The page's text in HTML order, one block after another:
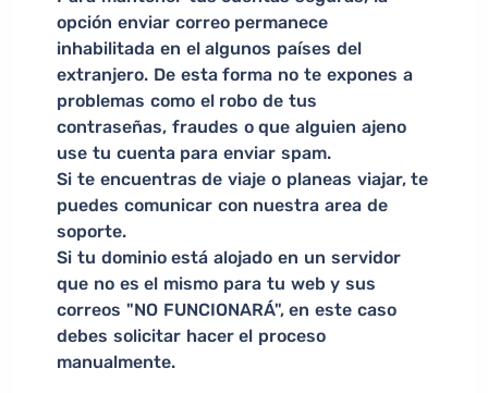
opción enviar correo permanece
inhabilitada en el algunos países del
extranjero. De esta forma no te expones a
problemas como el robo de tus
contraseñas, fraudes o que alguien ajeno
use tu cuenta para enviar spam.
Si te encuentras de viaje o planeas viajar, te
puedes comunicar con nuestra area de
soporte.
Si tu dominio está alojado en un servidor
que no es el mismo para tu web y sus
correos "NO FUNCIONARÁ", en este caso
debes solicitar hacer el proceso
manualmente.